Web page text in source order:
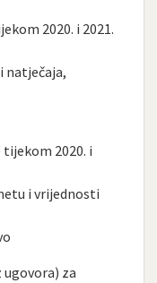
2020. i 2021.
natječaja,
2020. i
i vrijednosti
za